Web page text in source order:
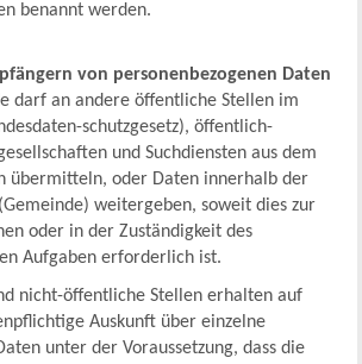
benannt werden.
von personenbezogenen Daten
darf an andere öffentliche Stellen im
schutzgesetz), öffentlich-
und Suchdiensten aus dem
übermitteln, oder Daten innerhalb der
weitergeben, soweit dies zur
oder in der Zuständigkeit des
Aufgaben erforderlich ist.
nicht-öffentliche Stellen erhalten auf
Auskunft über einzelne
unter der Voraussetzung, dass die